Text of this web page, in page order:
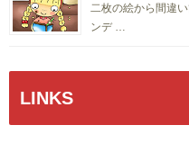
二枚の絵から間違
ンデ …
LINKS